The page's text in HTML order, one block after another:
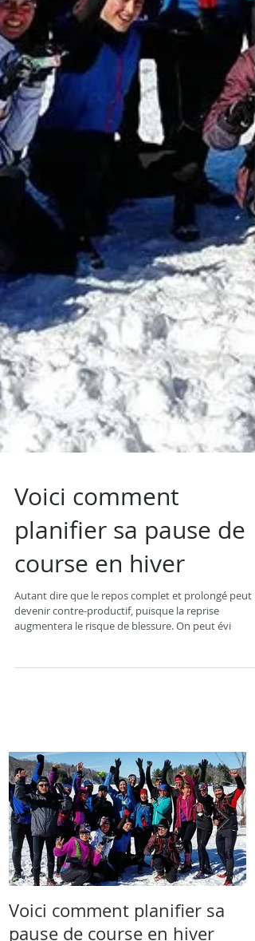
Voici comment
planifier sa pause de
course en hiver
augmentera le risque de blessure. On peut évi